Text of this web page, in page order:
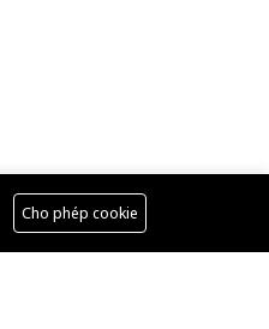
Cho phép cookie